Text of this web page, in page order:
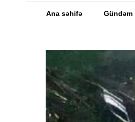
Ana səhifə Gündəm